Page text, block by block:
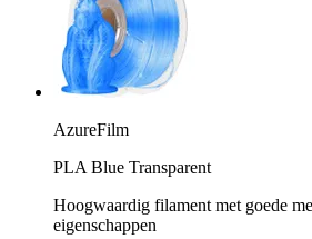
AzureFilm
PLA Blue Transparent
Hoogwaardig filament met goede
eigenschappen